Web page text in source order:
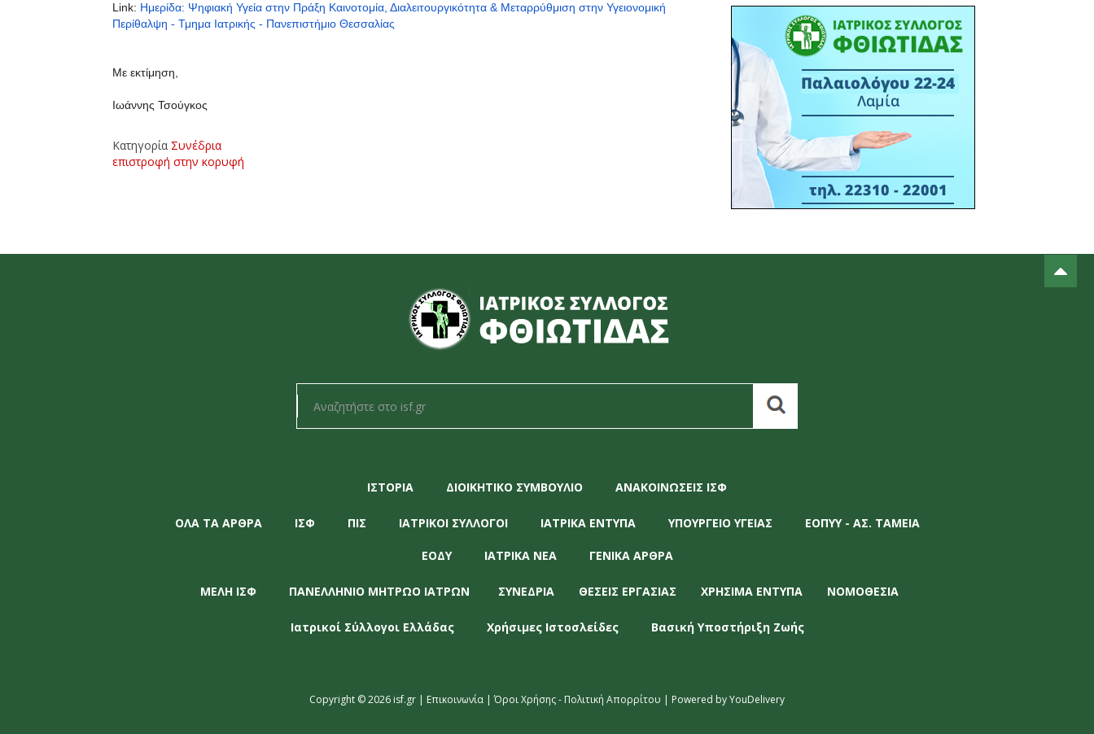
Link: Ημερίδα: Ψηφιακή Υγεία στην Πράξη Καινοτομία, Διαλειτουργικότητα & Μεταρρύθμιση στην Υγειονομική
Περίθαλψη - Τμημα Ιατρικής - Πανεπιστήμιο Θεσσαλίας
Με εκτίμηση,
Ιωάννης Τσούγκος
Κατηγορία Συνέδρια
επιστροφή στην κορυφή
πάνελ του Επιμελητηρίου
Φθιώτιδας στο STAR FORUM IV
15:38 13/03
ΙΣ ΦΘΙΩΤΙΔΑΣ - ΔΕΛΤΙΟ ΤΥΠΟΥ -
ΣΥΝΔΙΟΡΓΑΝΩΣΗ ΕΝΗΜΕΡΩΤΙΚΗΣ
ΕΚΔΗΛΩΣΗ ΙΣΦ ΜΕ ΠΟΛΙΤΙΣΤΙΚΟ
ΣΥΛΛΟΓΟ Μ. ΒΡΥΣΗΣ- 16-03-2026
ΑΙΘΟΥΣΑ ΠΟΛΛΑΠΛΩΝ ΧΡΗΣΕΩΝ Μ.
ΒΡΥΣΗΣ - ΩΡΑ 18:30Μ.Μ.
14:22 06/03
ΠΡΟΣΚΛΗΣ ΣΕ ΕΚΔΗΛΩΣΗ
ΙΣΤΟΡΙΑ ΔΙΟΙΚΗΤΙΚΟ ΣΥΜΒΟΥΛΙΟ ΑΝΑΚΟΙΝΩΣΕΙΣ ΙΣΦ
ΟΛΑ ΤΑ ΑΡΘΡΑ ΙΣΦ ΠΙΣ ΙΑΤΡΙΚΟΙ ΣΥΛΛΟΓΟΙ ΙΑΤΡΙΚΑ ΕΝΤΥΠΑ ΥΠΟΥΡΓΕΙΟ ΥΓΕΙΑΣ ΕΟΠΥΥ - ΑΣ. ΤΑΜΕΙΑ
ΕΟΔΥ ΙΑΤΡΙΚΑ ΝΕΑ ΓΕΝΙΚΑ ΑΡΘΡΑ
ΜΕΛΗ ΙΣΦ ΠΑΝΕΛΛΗΝΙΟ ΜΗΤΡΩΟ ΙΑΤΡΩΝ ΣΥΝΕΔΡΙΑ ΘΕΣΕΙΣ ΕΡΓΑΣΙΑΣ ΧΡΗΣΙΜΑ ΕΝΤΥΠΑ ΝΟΜΟΘΕΣΙΑ
Ιατρικοί Σύλλογοι Ελλάδας Χρήσιμες Ιστοσλείδες Βασική Υποστήριξη Ζωής
Copyright © 2026 isf.gr | Επικοινωνία |Όροι Χρήσης - Πολιτική Απορρίτου | Powered byYouDelivery